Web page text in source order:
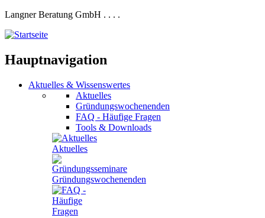
Langner Beratung GmbH . . . .
Hauptnavigation
Aktuelles & Wissenswertes
Aktuelles
Gründungswochenenden
FAQ - Häufige Fragen
Tools & Downloads
Aktuelles
Gründungswochenenden